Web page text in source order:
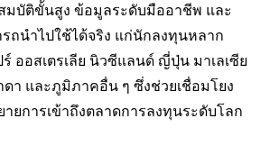
มบัติขั้นสูง ข้อมูลระดับมืออาชีพ และ
ถนำไปใช้ได้จริง แก่นักลงทุนหลาก
ออสเตรเลีย นิวซีแลนด์ ญี่ปุ่น มาเลเซีย
า และภูมิภาคอื่น ๆ ซึ่งช่วยเชื่อมโยง
ายการเข้าถึงตลาดการลงทุนระดับโลก